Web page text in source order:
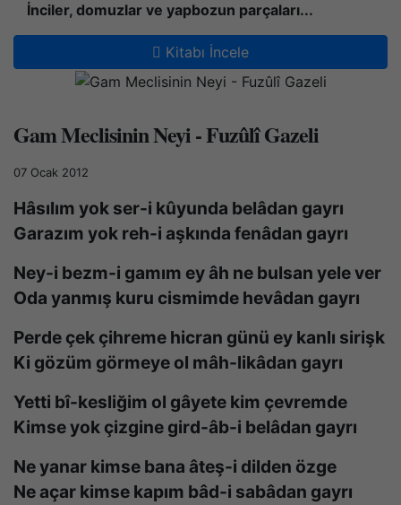
İnciler, domuzlar ve yapbozun parçaları...
Kitabı İncele
Gam Meclisinin Neyi - Fuzûlî Gazeli
07 Ocak 2012
Hâsılım yok ser-i kûyunda belâdan gayrı
Garazım yok reh-i aşkında fenâdan gayrı
Ney-i bezm-i gamım ey âh ne bulsan yele ver
Oda yanmış kuru cismimde hevâdan gayrı
Perde çek çihreme hicran günü ey kanlı sirişk
Ki gözüm görmeye ol mâh-likâdan gayrı
Yetti bî-kesliğim ol gâyete kim çevremde
Kimse yok çizgine gird-âb-i belâdan gayrı
Ne yanar kimse bana âteş-i dilden özge
Ne açar kimse kapım bâd-i sabâdan gayrı